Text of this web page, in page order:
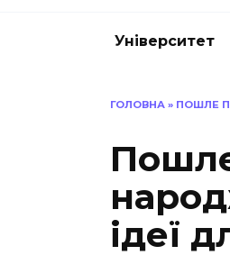
Університет
ГОЛОВНА » ПОШЛЕ
ідеї